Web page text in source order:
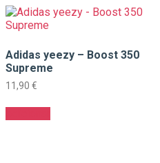
Adidas yeezy – Boost 350
Supreme
11,90 €